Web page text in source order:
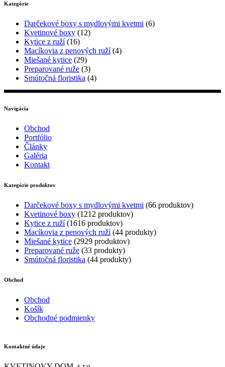
Kategórie
Darčekové boxy s mydlovými kvetmi (6)
Kvetinové boxy (12)
Kytice z ruží (16)
Macíkovia z penových ruží (4)
Miešané kytice (29)
Preparované ruže (3)
Smútočná floristika (4)
Navigácia
Obchod
Portfólio
Články
Galéria
Kontakt
Kategórie produktov
Darčekové boxy s mydlovými kvetmi 66 produktov
Kvetinové boxy 1212 produktov
Kytice z ruží 1616 produktov
Macíkovia z penových ruží 44 produkty
Miešané kytice 2929 produktov
Preparované ruže 33 produkty
Smútočná floristika 44 produkty
Obchod
Obchod
Košík
Obchodné podmienky
Kontaktné údaje